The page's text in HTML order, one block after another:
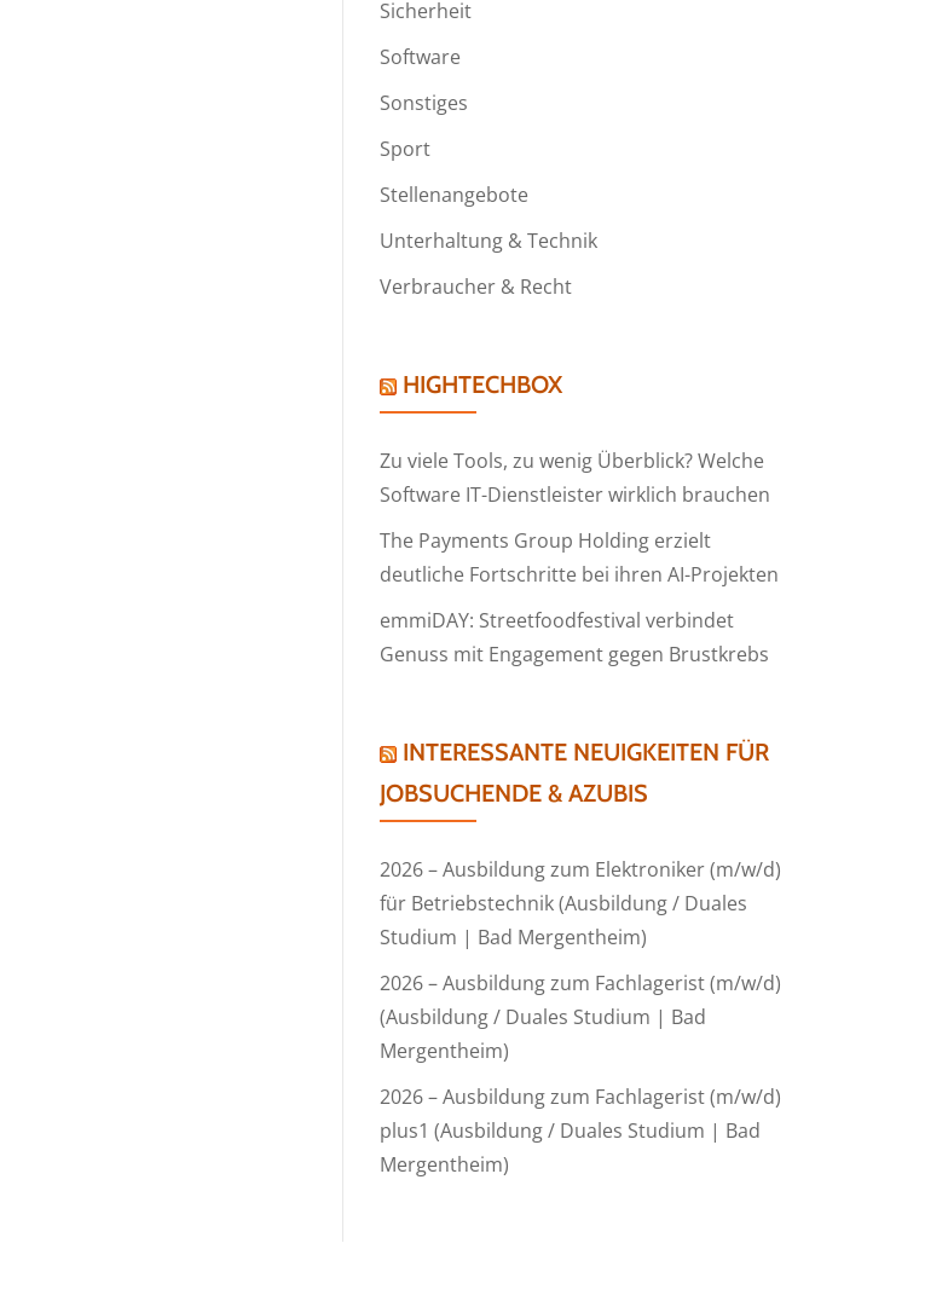
Sicherheit
Software
Sonstiges
Sport
Stellenangebote
Unterhaltung & Technik
Verbraucher & Recht
HIGHTECHBOX
Zu viele Tools, zu wenig Überblick? Welche
Software IT-Dienstleister wirklich brauchen
The Payments Group Holding erzielt
deutliche Fortschritte bei ihren AI-Projekten
emmiDAY: Streetfoodfestival verbindet
Genuss mit Engagement gegen Brustkrebs
INTERESSANTE NEUIGKEITEN FÜR
JOBSUCHENDE & AZUBIS
2026 – Ausbildung zum Elektroniker (m/w/d)
für Betriebstechnik (Ausbildung / Duales
Studium | Bad Mergentheim)
2026 – Ausbildung zum Fachlagerist (m/w/d)
(Ausbildung / Duales Studium | Bad
Mergentheim)
2026 – Ausbildung zum Fachlagerist (m/w/d)
plus1 (Ausbildung / Duales Studium | Bad
Mergentheim)